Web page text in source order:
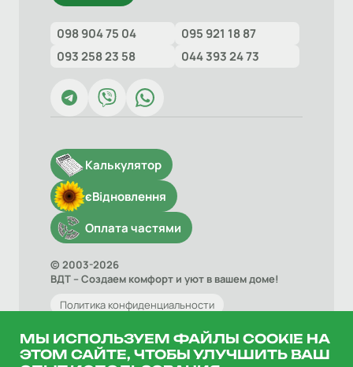
098 904 75 04
095 921 18 87
093 258 23 58
044 393 24 73
Калькулятор
єВідновлення
Оплата частями
© 2003-2026
ВДТ – Создаем комфорт и уют в вашем доме!
Политика конфиденциальности
МЫ ИСПОЛЬЗУЕМ ФАЙЛЫ COOKIE НА
ЭТОМ САЙТЕ, ЧТОБЫ УЛУЧШИТЬ ВАШ